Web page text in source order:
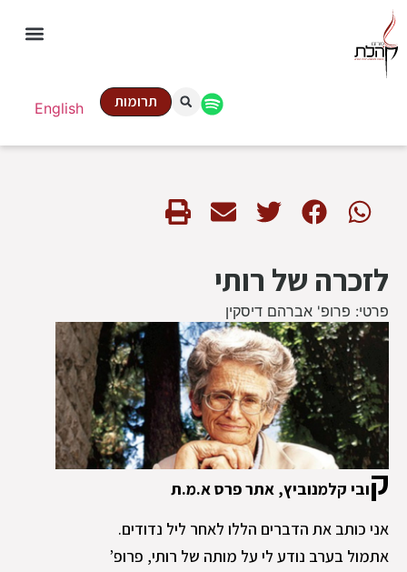
English תרומות
לזכרה של רותי
פרטי: פרופ' אברהם דיסקין
קובי קלמנוביץ, אתר פרס א.מ.ת
אני כותב את הדברים הללו לאחר ליל נדודים.
אתמול בערב נודע לי על מותה של רותי, פרופ’